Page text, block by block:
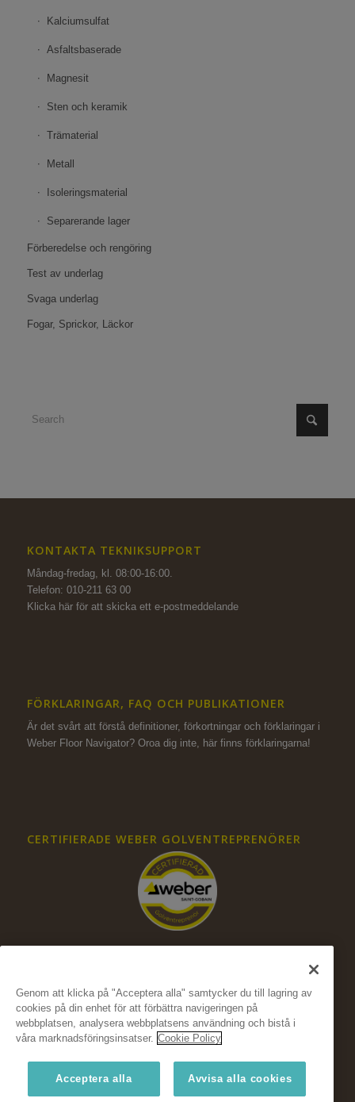
Kalciumsulfat
Asfaltsbaserade
Magnesit
Sten och keramik
Trämaterial
Metall
Isoleringsmaterial
Separerande lager
Förberedelse och rengöring
Test av underlag
Svaga underlag
Fogar, Sprickor, Läckor
KONTAKTA TEKNIKSUPPORT
Måndag-fredag, kl. 08:00-16:00.
Telefon: 010-211 63 00
Klicka här för att skicka ett e-postmeddelande
FÖRKLARINGAR, FAQ OCH PUBLIKATIONER
Är det svårt att förstå definitioner, förkortningar och förklaringar i
Weber Floor Navigator? Oroa dig inte, här finns förklaringarna!
CERTIFIERADE WEBER GOLVENTREPRENÖRER
FÖLJ OSS PÅ SOCIALA MEDIER
Genom att klicka på "Acceptera alla" samtycker du till lagring av
cookies på din enhet för att förbättra navigeringen på
webbplatsen, analysera webbplatsens användning och bistå i
våra marknadsföringsinsatser. Cookie Policy
Acceptera alla Avvisa alla cookies